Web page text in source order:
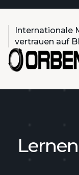
Internationale
vertrauen auf